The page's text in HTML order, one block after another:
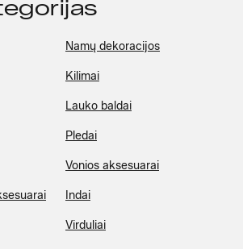
Namų dekoracijos
Kilimai
Lauko baldai
Pledai
Vonios aksesuarai
Indai
Virduliai